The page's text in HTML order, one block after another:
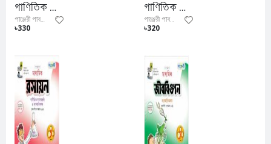
গাণিতিক রসায়ন ২য় পত্র (একাদশ- দ্বাদশ শ্রেণি)
পাঞ্জেরী পাবলিকেশন্স লিমিটেড
৳330
গাণিতিক রসায়ন ১ম পত্র (একাদশ- দ্বাদশ শ্রেণি)
পাঞ্জেরী পাবলিকেশন্স লিমিটেড
৳320